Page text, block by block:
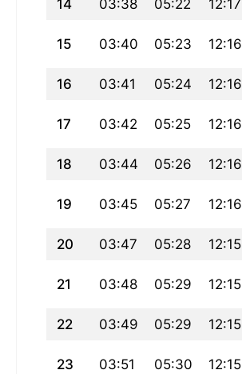
14 03:38 05:22 12:17
15 03:40 05:23 12:16
16 03:41 05:24 12:16
17 03:42 05:25 12:16
18 03:44 05:26 12:16
19 03:45 05:27 12:16
20 03:47 05:28 12:15
21 03:48 05:29 12:15
22 03:49 05:29 12:15
23 03:51 05:30 12:15